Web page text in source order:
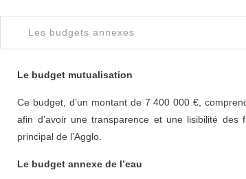
Les budgets annexes
Le budget mutualisation
Ce budget, d’un montant de 7 400 000 €,
afin d’avoir une transparence et une lisibilité
principal de l’Agglo.
Le budget annexe de l’eau